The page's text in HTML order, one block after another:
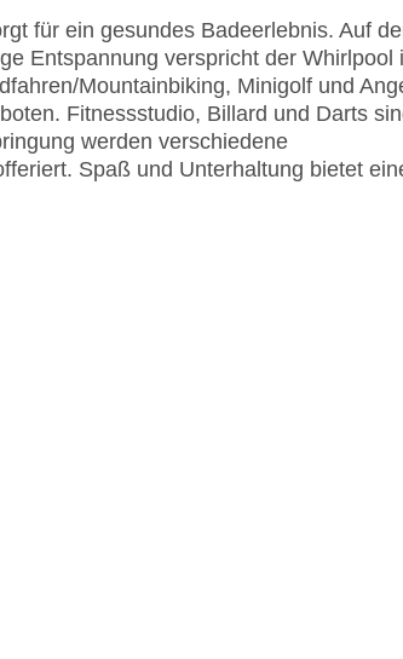
für ein gesundes Badeerlebnis. Auf
Entspannung verspricht der Whirlpool
Mountainbiking, Minigolf und
Fitnessstudio, Billard und Darts
werden verschiedene
Spaß und Unterhaltung bietet